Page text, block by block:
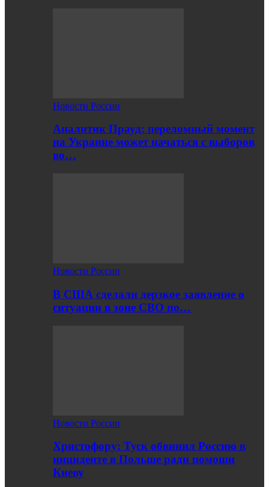
Новости России
Аналитик Прауд: переломный момент
на Украине может начаться с выборов
во…
Новости России
В США сделали дерзкое заявление о
ситуации в зоне СВО по…
Новости России
Христофору: Туск обвинил Россию в
инциденте в Польше ради помощи
Киеву